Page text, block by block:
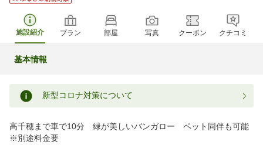
施設紹介 プラン 部屋 写真 クーポン クチコミ
基本情報
新型コロナ対策について
高千穂まで車で10分 緑が美しいバンガロー ペット同伴も可能
※別途料金要